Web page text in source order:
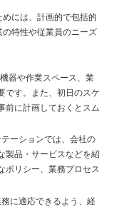
には、計画的で包括的
特性や従業員のニーズ
器や作業スペース、業
です。また、初日のスケ
前に計画しておくとスム
ーションでは、会社の
製品・サービスなどを紹
ポリシー、業務プロセス
に適応できるよう、経